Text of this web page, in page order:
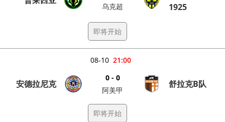
乌克超
1925
即将开始
21:00
08-10
安德拉尼克
0 - 0
阿美甲
舒拉克B队
即将开始